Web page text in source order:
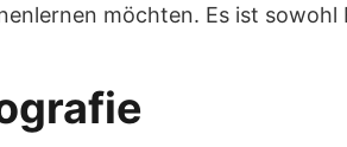
möchten. Es ist sowohl